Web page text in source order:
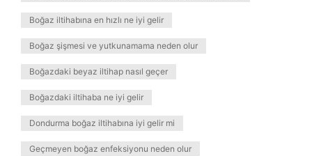
Boğaz iltihabına en hızlı ne iyi gelir
Boğaz şişmesi ve yutkunamama neden olur
Boğazdaki beyaz iltihap nasıl geçer
Boğazdaki iltihaba ne iyi gelir
Dondurma boğaz iltihabına iyi gelir mi
Geçmeyen boğaz enfeksiyonu neden olur